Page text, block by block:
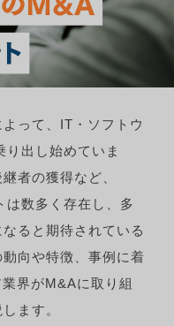
って、IT・ソフトウ
り出し始めていま
者の獲得など、
は数多く存在し、多
ると期待されている
向や特徴、事例に着
界がM&Aに取り組
ます。